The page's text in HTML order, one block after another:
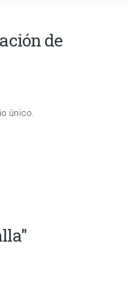
de
único.